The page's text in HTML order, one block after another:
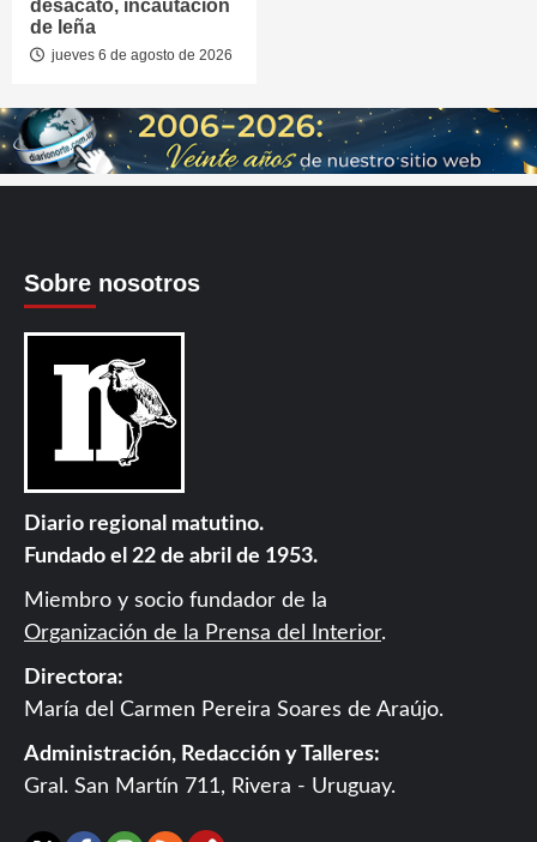
desacato, incautación
de leña
jueves 6 de agosto de 2026
Sobre nosotros
Diario regional matutino.
Fundado el 22 de abril de 1953.
Miembro y socio fundador de la
Organización de la Prensa del Interior.
Directora:
María del Carmen Pereira Soares de Araújo.
Administración, Redacción y Talleres:
Gral. San Martín 711, Rivera - Uruguay.